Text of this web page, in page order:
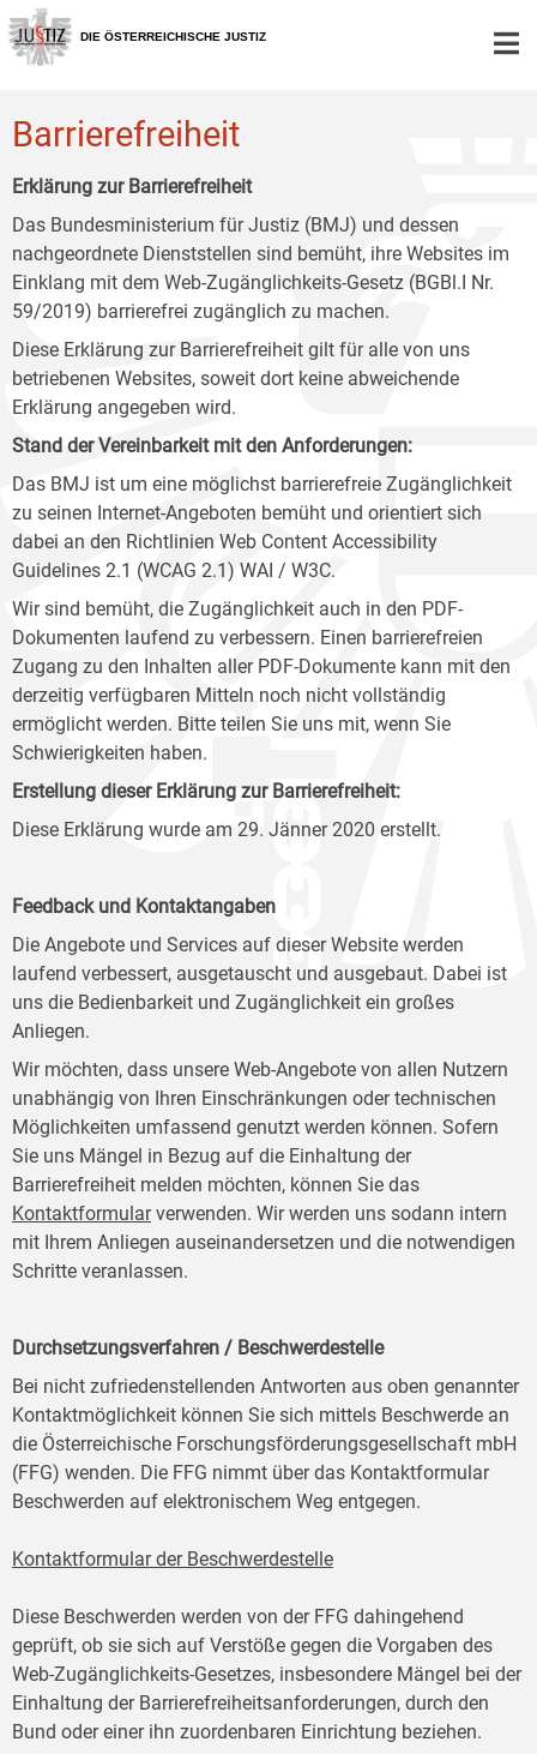
Zur
Hauptnavigation
[1]
Zum
Inhalt
[2]
Zum
Untermenü
[3]
DIE ÖSTERREICHISCHE JUSTIZ
Barrierefreiheit
Erklärung zur Barrierefreiheit
Das Bundesministerium für Justiz (BMJ) und dessen
nachgeordnete Dienststellen sind bemüht, ihre Websites im
Einklang mit dem Web-Zugänglichkeits-Gesetz (BGBl.I Nr.
59/2019) barrierefrei zugänglich zu machen.
Diese Erklärung zur Barrierefreiheit gilt für alle von uns
betriebenen Websites, soweit dort keine abweichende
Erklärung angegeben wird.
Stand der Vereinbarkeit mit den Anforderungen:
Das BMJ ist um eine möglichst barrierefreie Zugänglichkeit
zu seinen Internet-Angeboten bemüht und orientiert sich
dabei an den Richtlinien Web Content Accessibility
Guidelines 2.1 (WCAG 2.1) WAI / W3C.
Wir sind bemüht, die Zugänglichkeit auch in den PDF-
Dokumenten laufend zu verbessern. Einen barrierefreien
Zugang zu den Inhalten aller PDF-Dokumente kann mit den
derzeitig verfügbaren Mitteln noch nicht vollständig
ermöglicht werden. Bitte teilen Sie uns mit, wenn Sie
Schwierigkeiten haben.
Erstellung dieser Erklärung zur Barrierefreiheit:
Diese Erklärung wurde am 29. Jänner 2020 erstellt.
Feedback und Kontaktangaben
Die Angebote und Services auf dieser Website werden
laufend verbessert, ausgetauscht und ausgebaut. Dabei ist
uns die Bedienbarkeit und Zugänglichkeit ein großes
Anliegen.
Wir möchten, dass unsere Web-Angebote von allen Nutzern
unabhängig von Ihren Einschränkungen oder technischen
Möglichkeiten umfassend genutzt werden können. Sofern
Sie uns Mängel in Bezug auf die Einhaltung der
Barrierefreiheit melden möchten, können Sie das
Kontaktformularverwenden. Wir werden uns sodann intern
mit Ihrem Anliegen auseinandersetzen und die notwendigen
Schritte veranlassen.
Durchsetzungsverfahren / Beschwerdestelle
Bei nicht zufriedenstellenden Antworten aus oben genannter
Kontaktmöglichkeit können Sie sich mittels Beschwerde an
die Österreichische Forschungsförderungsgesellschaft mbH
(FFG) wenden. Die FFG nimmt über das Kontaktformular
Beschwerden auf elektronischem Weg entgegen.
Kontaktformular der Beschwerdestelle
Diese Beschwerden werden von der FFG dahingehend
geprüft, ob sie sich auf Verstöße gegen die Vorgaben des
Web-Zugänglichkeits-Gesetzes, insbesondere Mängel bei der
Einhaltung der Barrierefreiheitsanforderungen, durch den
Bund oder einer ihn zuordenbaren Einrichtung beziehen.